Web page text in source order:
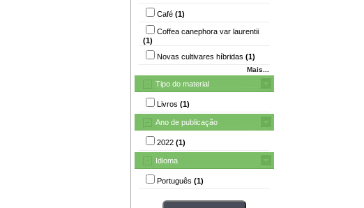
Café (1)
Coffea canephora var laurentii
(1)
Novas cultivares híbridas (1)
Mais...
Tipo do material
Livros (1)
Ano de publicação
2022 (1)
Idioma
Português (1)